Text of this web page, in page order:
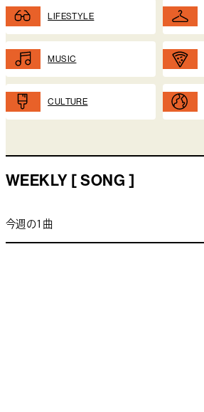
LIFESTYLE
MUSIC
CULTURE
WEEKLY [ SONG ]
今週の1曲